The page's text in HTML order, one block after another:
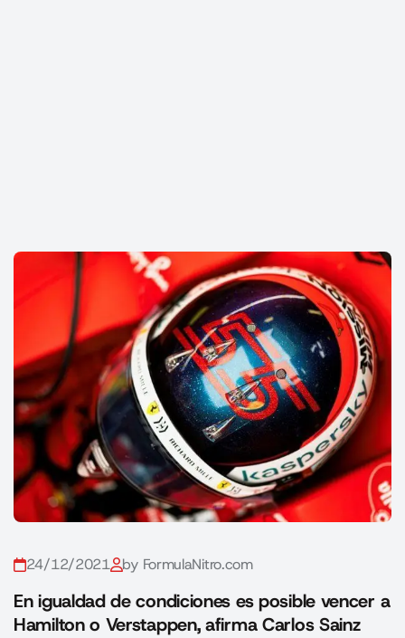
24/12/2021 by FormulaNitro.com
En igualdad de condiciones es posible vencer a
Hamilton o Verstappen, afirma Carlos Sainz